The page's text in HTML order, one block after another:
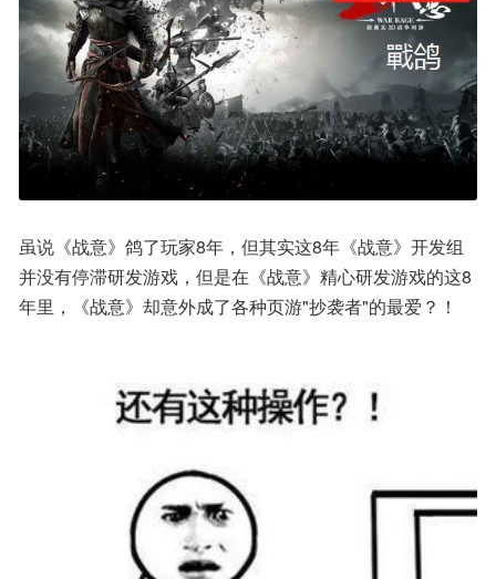
虽说《战意》鸽了玩家8年，但其实这8年《战意》开发组
并没有停滞研发游戏，但是在《战意》精心研发游戏的这8
年里，《战意》却意外成了各种页游"抄袭者"的最爱？！